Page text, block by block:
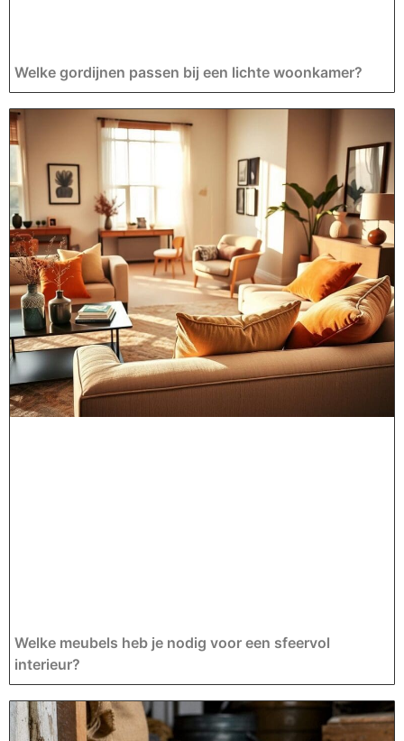
Welke gordijnen passen bij een lichte woonkamer?
Welke meubels heb je nodig voor een sfeervol
interieur?